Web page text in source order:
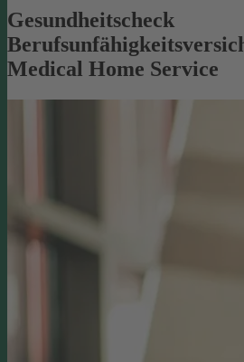
Gesundheitscheck
Medical Home Service